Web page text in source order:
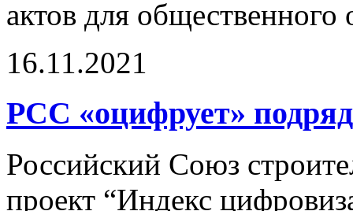
актов для общественного
16.11.2021
РСС «оцифрует»
Российский Союз
проект “Индекс